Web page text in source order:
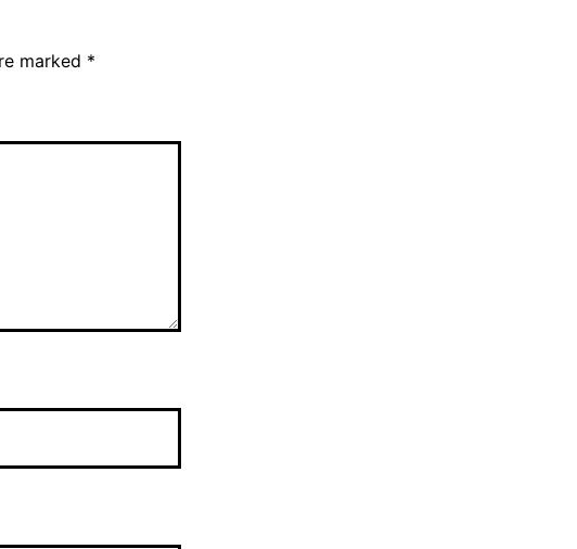
marked *